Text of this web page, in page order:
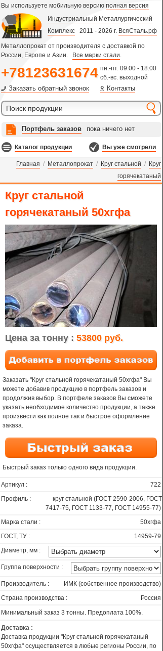
Вы используете мобильную версию полная версия
Индустриальный Металлургический
Комплекс 2011 - 2026 г. ВсяСталь.рф
Металлопрокат от производителя с доставкой по
России, Европе и Азии.
Все марки стали.
+78123631674 пн.-пт. 09:00 - 18:00
сб.-вс. выходной
Заказать обратный звонок Контакты
Портфель заказов пока ничего нет
Каталог продукции Вы уже смотрели
Главная / Металлопрокат / Круг стальной / Круг
горячекатаный
Круг стальной
горячекатаный 50хгфа
Цена за тонну : 53800 руб.
Заказать "Круг стальной горячекатаный 50хгфа" Вы
можете добавив продукцию в портфель заказов и
продолжив выбор. В портфеле заказов Вы сможете
указать необходимое количество продукции, а также
произвести как полное так и быстрое оформление
заказа.
Быстрый заказ только одного вида продукции.
Артикул :
722
Профиль :
круг стальной (ГОСТ 2590-2006, ГОСТ
7417-75, ГОСТ 1133-77, ГОСТ 14955-77)
Марка стали :
50хгфа
ГОСТ, ТУ :
14959-79
Диаметр, мм :
Группа поверхности :
Производитель :
ИМК (собственное производство)
Страна производства :
Россия
Минимальный заказ 3 тонны. Предоплата 100%.
Доставка :
Доставка продукции "Круг стальной горячекатаный
50хгфа" осуществляется в любые регионы России, по